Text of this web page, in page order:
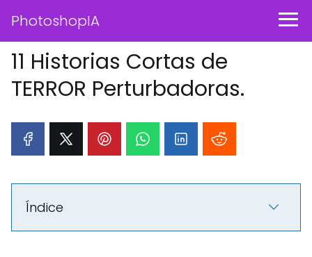
PhotoshopIA
11 Historias Cortas de
TERROR Perturbadoras.
Índice